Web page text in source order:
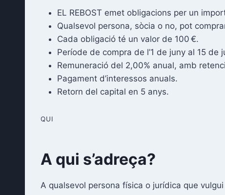
EL REBOST emet obligacions per un
Qualsevol persona, sòcia o no, pot
Cada obligació té un valor de 100 €.
Període de compra de l’1 de juny al 15 de
Remuneració del 2,00% anual, amb
Pagament d’interessos anuals.
Retorn del capital en 5 anys.
QUI
A qui s’adreça?
A qualsevol persona física o jurídica que vulgui